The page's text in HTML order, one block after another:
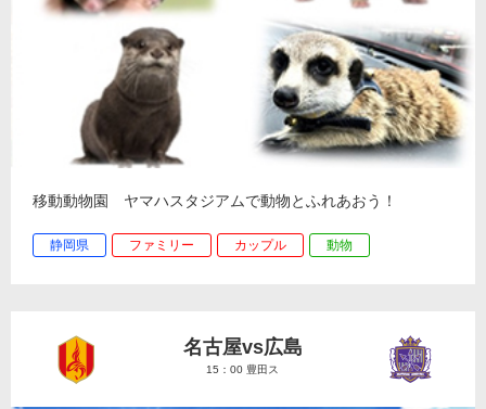
移動動物園 ヤマハスタジアムで動物とふれあおう！
静岡県 ファミリー カップル 動物
名古屋vs広島
15：00 豊田ス